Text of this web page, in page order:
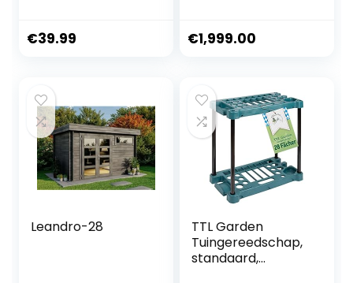
g/m², antraciet, 1,5
€39.99 €1,999.00
Leandro-28
TTL Garden
Tuingereedschap,
standaard,